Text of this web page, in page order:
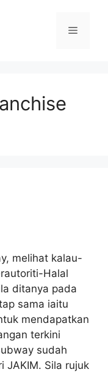
Menu
melihat kalau-
Halal
ditanya pada
sama iaitu
mendapatkan
terkini
sudah
JAKIM. Sila rujuk